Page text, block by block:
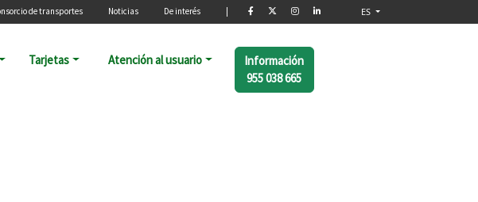
secundario
de transportes Noticias De interés ES
Tarjetas Atención al usuario
Información
955 038 665